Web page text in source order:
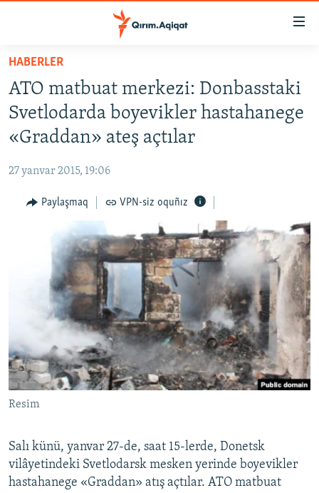
Esas
qaytmaq
Baş
navigatsiyağa
qaytmaq
Qıdıruvğa
qaytmaq
SİYASET
İQTİSADİYAT
MEDENİYET
İNSAN AQLARI
BLOGLAR
Русский
Українською
QOŞULIÑIZ!
RFE/RS bütün saytları
HABERLER
ATO matbuat merkezi: Donbasstaki
Svetlodarda boyevikler hastahanege
«Graddan» ateş açtılar
27 yanvar 2015, 19:06
Paylaşmaq VPN-siz oquñız
Resim
Salı künü, yanvar 27-de, saat 15-lerde, Donetsk
vilâyetindeki Svetlodarsk mesken yerinde boyevikler
hastahanege «Graddan» atış açtılar. ATO matbuat